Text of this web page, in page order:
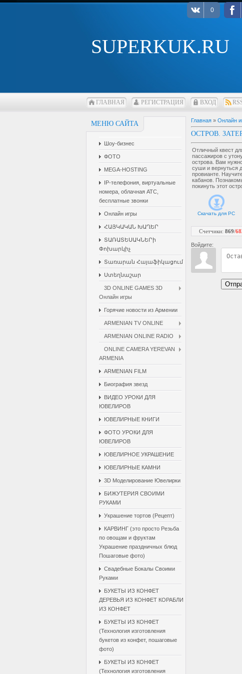
SUPERKUK.RU
ГЛАВНАЯ РЕГИСТРАЦИЯ ВХОД
МЕНЮ САЙТА
Шоу-бизнес
ФОТО
MEGA-HOSTING
IP-телефония, виртуальные
номера, облачная АТС,
бесплатные звонки
Онлайн игры
ՀԱՅԿԱԿԱՆ ԽԱՂԵՐ
ՏԱՌԱՏԵՍԱԿՆԵՐի
Փոխարկիչ
Տառարան Հայաֆիկացում
Ստեղնաշար
3D ONLINE GAMES 3D
Онлайн игры
Горячие новости из Армении
ARMENIAN TV ONLINE
ARMENIAN ONLINE RADIO
ONLINE CAMERA YEREVAN
ARMENIA
ARMENIAN FILM
Биография звезд
ВИДЕО УРОКИ ДЛЯ
ЮВЕЛИРОВ
ЮВЕЛИРНЫЕ КНИГИ
ФОТО УРОКИ ДЛЯ
ЮВЕЛИРОВ
ЮВЕЛИРНОЕ УКРАШЕНИЕ
ЮВЕЛИРНЫЕ КАМНИ
3D Моделирование Ювелирки
БИЖУТЕРИЯ СВОИМИ
РУКАМИ
Украшение тортов (Рецепт)
КАРВИНГ (это просто Резьба
по овощам и фруктам
Украшение праздничных блюд
Пошаговые фото)
Свадебные Бокалы Cвоими
Pуками
БУКЕТЫ ИЗ КОНФЕТ
ДЕРЕВЬЯ ИЗ КОНФЕТ КОРАБЛИ
ИЗ КОНФЕТ
БУКЕТЫ ИЗ КОНФЕТ
(Технология изготовления
букетов из конфет, пошаговые
фото)
БУКЕТЫ ИЗ КОНФЕТ
(Технология изготовления
Главная » Онлайн
ОСТРОВ.
Отличный квест
пассажиров с
острова. Вам
суши и вернуться
провианте.
кабанов.
покинуть этот
Скачать для PC
Счетчики: 869/
Войдите:
0